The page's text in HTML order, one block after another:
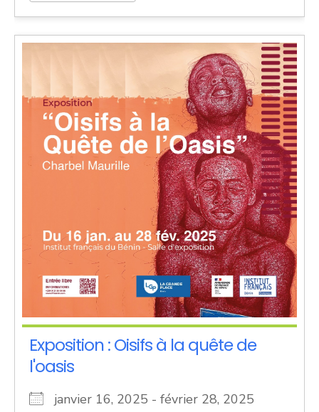
Exposition : Oisifs à la quête de
l'oasis
janvier 16, 2025 - février 28, 2025